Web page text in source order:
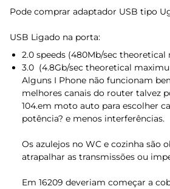
Pode comprar adaptador USB tipo
USB Ligado na porta:
2.0 speeds (480Mb/sec
3.0 (4.8Gb/sec theoretical
Alguns I Phone não funcionam
melhores canais do router talvez
104.em moto auto para escolher
potência? e menos interferências.
Os azulejos no WC e cozinha são
atrapalhar as transmissões ou
Em 16209 deveriam começar a